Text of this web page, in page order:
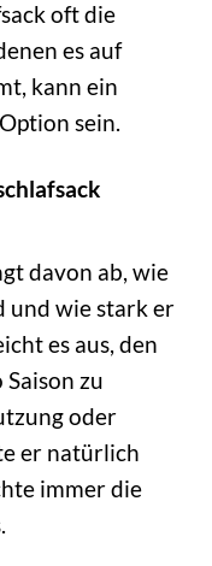
oft die
es auf
kann ein
sein.
davon ab, wie
und wie stark er
es aus, den
zu
oder
er natürlich
immer die